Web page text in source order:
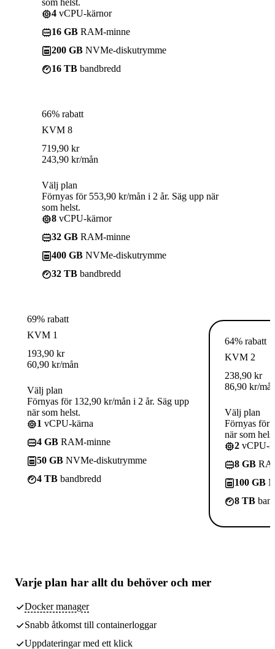
som helst.
4 vCPU-kärnor
16 GB RAM-minne
200 GB NVMe-diskutrymme
16 TB bandbredd
66% rabatt
KVM 8
719,90 kr
243,90 kr/mån
Välj plan
Förnyas för 553,90 kr/mån i 2 år. Säg upp när
som helst.
8 vCPU-kärnor
32 GB RAM-minne
400 GB NVMe-diskutrymme
32 TB bandbredd
69% rabatt
KVM 1
193,90 kr
60,90 kr/mån
Välj plan
Förnyas för 132,90 kr/mån i 2 år. Säg upp
när som helst.
1 vCPU-kärna
4 GB RAM-minne
50 GB NVMe-diskutrymme
4 TB bandbredd
64% rabatt
KVM 2
238,90 kr
86,90 kr/
Välj plan
Förnyas för
när som
2 vCPU-
8 GB
100 GB
8 TB
Varje plan har allt du behöver och mer
Docker manager
Snabb åtkomst till containerloggar
Uppdateringar med ett klick